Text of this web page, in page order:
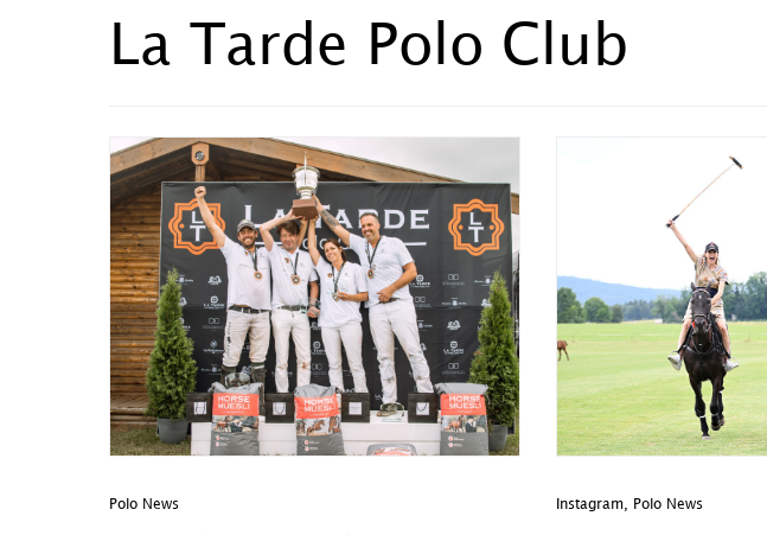
La Tarde Polo Club
Polo News Instagram, Polo News